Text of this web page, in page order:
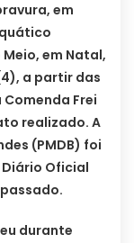
em
em Natal,
a partir das
Frei
realizado. A
(PMDB) foi
Oficial
durante